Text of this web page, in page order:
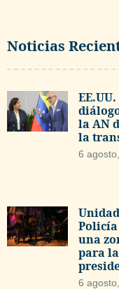
Noticias
la AN
la
6
una
para
6